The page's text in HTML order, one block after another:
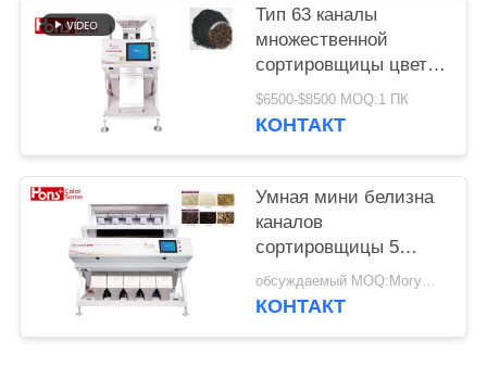
Тип 63 каналы
множественной
сортировщицы цвета
сезама CCD 5400
пикселов функции
$6500-$8500 MOQ:1 ПК
КОНТАКТ
Умная мини белизна
каналов
сортировщицы 5
цвета риса
обсуждаемый MOQ:Могущий быть предметом переговоров
КОНТАКТ